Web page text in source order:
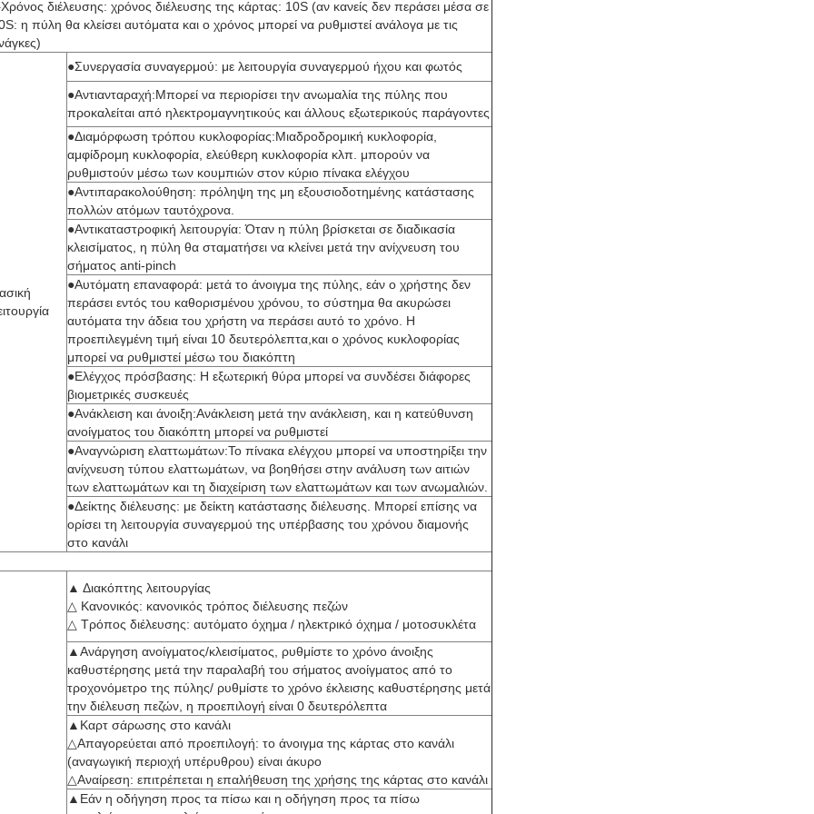
διέλευσης: χρόνος διέλευσης της κάρτας: 10S (αν κανείς δεν περάσει μέσα σε
η πύλη θα κλείσει αυτόματα και ο χρόνος μπορεί να ρυθμιστεί ανάλογα με τις
●Συνεργασία συναγερμού: με λειτουργία συναγερμού ήχου και φωτός
●Αντιανταραχή:Μπορεί να περιορίσει την ανωμαλία της πύλης που
προκαλείται από ηλεκτρομαγνητικούς και άλλους εξωτερικούς παράγοντες
●Διαμόρφωση τρόπου κυκλοφορίας:Μιαδροδρομική κυκλοφορία,
αμφίδρομη κυκλοφορία, ελεύθερη κυκλοφορία κλπ. μπορούν να
ρυθμιστούν μέσω των κουμπιών στον κύριο πίνακα ελέγχου
●Αντιπαρακολούθηση: πρόληψη της μη εξουσιοδοτημένης κατάστασης
πολλών ατόμων ταυτόχρονα.
●Αντικαταστροφική λειτουργία: Όταν η πύλη βρίσκεται σε διαδικασία
κλεισίματος, η πύλη θα σταματήσει να κλείνει μετά την ανίχνευση του
σήματος anti-pinch
●Αυτόματη επαναφορά: μετά το άνοιγμα της πύλης, εάν ο χρήστης δεν
περάσει εντός του καθορισμένου χρόνου, το σύστημα θα ακυρώσει
αυτόματα την άδεια του χρήστη να περάσει αυτό το χρόνο. Η
προεπιλεγμένη τιμή είναι 10 δευτερόλεπτα,και ο χρόνος κυκλοφορίας
μπορεί να ρυθμιστεί μέσω του διακόπτη
●Ελέγχος πρόσβασης: Η εξωτερική θύρα μπορεί να συνδέσει διάφορες
βιομετρικές συσκευές
●Ανάκλειση και άνοιξη:Ανάκλειση μετά την ανάκλειση, και η κατεύθυνση
ανοίγματος του διακόπτη μπορεί να ρυθμιστεί
●Αναγνώριση ελαττωμάτων:Το πίνακα ελέγχου μπορεί να υποστηρίξει την
ανίχνευση τύπου ελαττωμάτων, να βοηθήσει στην ανάλυση των αιτιών
των ελαττωμάτων και τη διαχείριση των ελαττωμάτων και των ανωμαλιών.
●Δείκτης διέλευσης: με δείκτη κατάστασης διέλευσης. Μπορεί επίσης να
ορίσει τη λειτουργία συναγερμού της υπέρβασης του χρόνου διαμονής
στο κανάλι
▲ Διακόπτης λειτουργίας
△ Κανονικός: κανονικός τρόπος διέλευσης πεζών
△ Τρόπος διέλευσης: αυτόματο όχημα / ηλεκτρικό όχημα / μοτοσυκλέτα
▲Ανάργηση ανοίγματος/κλεισίματος, ρυθμίστε το χρόνο άνοιξης
καθυστέρησης μετά την παραλαβή του σήματος ανοίγματος από το
τροχονόμετρο της πύλης/ ρυθμίστε το χρόνο έκλεισης καθυστέρησης μετά
την διέλευση πεζών, η προεπιλογή είναι 0 δευτερόλεπτα
▲Καρτ σάρωσης στο κανάλι
△Απαγορεύεται από προεπιλογή: το άνοιγμα της κάρτας στο κανάλι
(αναγωγική περιοχή υπέρυθρου) είναι άκυρο
△Αναίρεση: επιτρέπεται η επαλήθευση της χρήσης της κάρτας στο κανάλι
▲Εάν η οδήγηση προς τα πίσω και η οδήγηση προς τα πίσω